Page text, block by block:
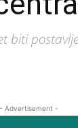
biti
- Advertisement -